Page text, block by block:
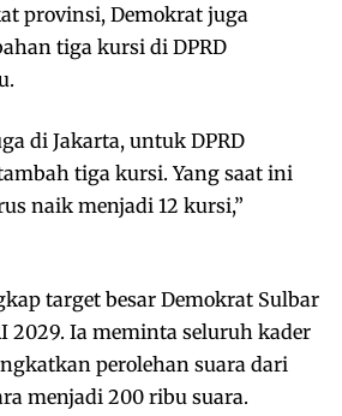
provinsi, Demokrat juga
tiga kursi di DPRD
di Jakarta, untuk DPRD
tiga kursi. Yang saat ini
naik menjadi 12 kursi,”
target besar Demokrat Sulbar
2029. Ia meminta seluruh kader
perolehan suara dari
menjadi 200 ribu suara.